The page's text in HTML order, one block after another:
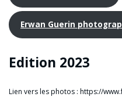
Erwan Guerin
Edition 2023
Lien vers les photos : https://